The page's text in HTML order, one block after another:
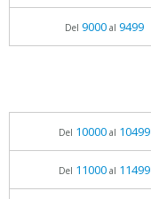
Del 9000al 9499
Del 10000al 10499
Del 11000al 11499